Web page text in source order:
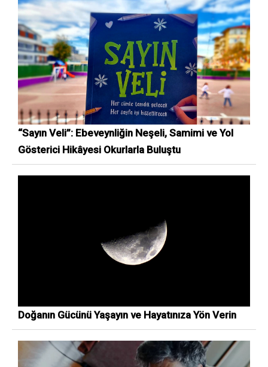
“Sayın Veli”: Ebeveynliğin Neşeli, Samimi ve Yol
Gösterici Hikâyesi Okurlarla Buluştu
Doğanın Gücünü Yaşayın ve Hayatınıza Yön Verin